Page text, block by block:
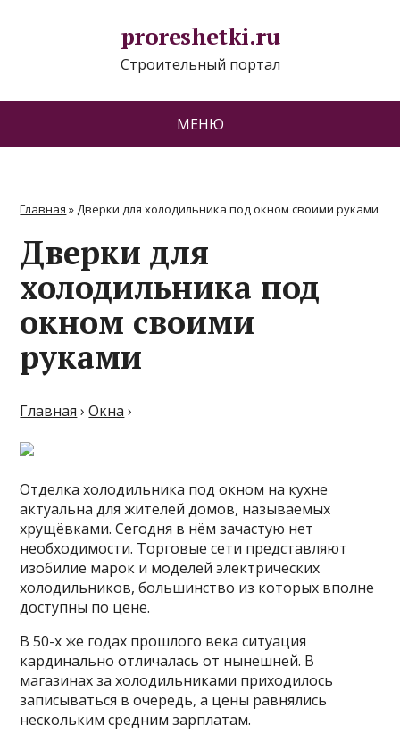
proreshetki.ru
Строительный портал
МЕНЮ
Главная »Дверки для холодильника под окном своими руками
Дверки для
холодильника под
окном своими
руками
Главная ›Окна ›
Отделка холодильника под окном на кухне
актуальна для жителей домов, называемых
хрущёвками. Сегодня в нём зачастую нет
необходимости. Торговые сети представляют
изобилие марок и моделей электрических
холодильников, большинство из которых вполне
доступны по цене.
В 50-х же годах прошлого века ситуация
кардинально отличалась от нынешней. В
магазинах за холодильниками приходилось
записываться в очередь, а цены равнялись
нескольким средним зарплатам.